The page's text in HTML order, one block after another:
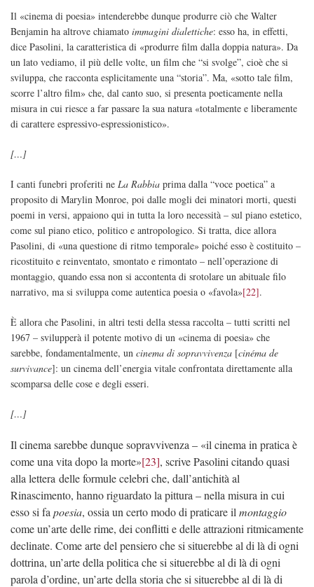
Il «cinema di poesia» intenderebbe dunque produrre ciò che Walter
Benjamin ha altrove chiamato immagini dialettiche: esso ha, in effetti,
dice Pasolini, la caratteristica di «produrre film dalla doppia natura». Da
un lato vediamo, il più delle volte, un film che “si svolge”, cioè che si
sviluppa, che racconta esplicitamente una “storia”. Ma, «sotto tale film,
scorre l’altro film» che, dal canto suo, si presenta poeticamente nella
misura in cui riesce a far passare la sua natura «totalmente e liberamente
di carattere espressivo-espressionistico».
[…]
I canti funebri proferiti ne La Rabbia prima dalla “voce poetica” a
proposito di Marylin Monroe, poi dalle mogli dei minatori morti, questi
poemi in versi, appaiono qui in tutta la loro necessità – sul piano estetico,
come sul piano etico, politico e antropologico. Si tratta, dice allora
Pasolini, di «una questione di ritmo temporale» poiché esso è costituito –
ricostituito e reinventato, smontato e rimontato – nell’operazione di
montaggio, quando essa non si accontenta di srotolare un abituale filo
narrativo, ma si sviluppa come autentica poesia o «favola»[22].
È allora che Pasolini, in altri testi della stessa raccolta – tutti scritti nel
1967 – svilupperà il potente motivo di un «cinema di poesia» che
sarebbe, fondamentalmente, un cinema di sopravvivenza [cinéma de
survivance]: un cinema dell’energia vitale confrontata direttamente alla
scomparsa delle cose e degli esseri.
[…]
Il cinema sarebbe dunque sopravvivenza – «il cinema in pratica è
come una vita dopo la morte»[23], scrive Pasolini citando quasi
alla lettera delle formule celebri che, dall’antichità al
Rinascimento, hanno riguardato la pittura – nella misura in cui
esso si fa poesia, ossia un certo modo di praticare il montaggio
come un’arte delle rime, dei conflitti e delle attrazioni ritmicamente
declinate. Come arte del pensiero che si situerebbe al di là di ogni
dottrina, un’arte della politica che si situerebbe al di là di ogni
parola d’ordine, un’arte della storia che si situerebbe al di là di